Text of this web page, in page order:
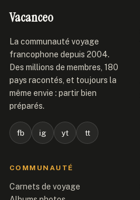
Vacanceo
La communauté voyage
francophone depuis 2004.
Des millions de membres, 180
pays racontés, et toujours la
même envie : partir bien
préparés.
fb ig yt tt
COMMUNAUTÉ
Carnets de voyage